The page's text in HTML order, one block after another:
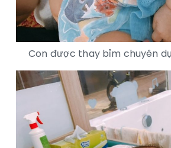
Con được thay bỉm chuyên